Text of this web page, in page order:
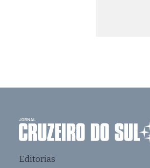
Editorias